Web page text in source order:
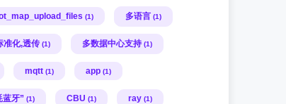
(1) 多语言 (1)
准化,透传 (1) 多数据中心支持 (1)
mqtt (1) app (1)
蓝牙” (1) CBU (1) ray (1)